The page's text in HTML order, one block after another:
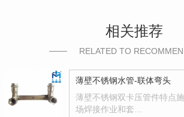
相关推荐
RELATED TO
薄壁不锈钢水管-联体弯头
薄壁不锈钢双卡压管件特点
场焊接作业和套…